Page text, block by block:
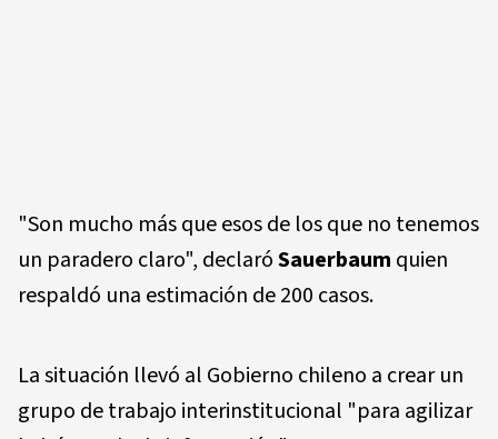
"Son mucho más que esos de los que no tenemos
un paradero claro", declaróSauerbaum quien
respaldó una estimación de 200 casos.
La situación llevó al Gobierno chileno a crear un
grupo de trabajo interinstitucional "para agilizar